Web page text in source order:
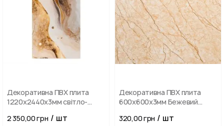
Декоративна ПВХ плита
1220х2440х3мм світло-
вкрапленнями
2 350,00 грн / шт
Декоративна ПВХ плита
600х600х3мм Бежевий
320,00 грн / шт